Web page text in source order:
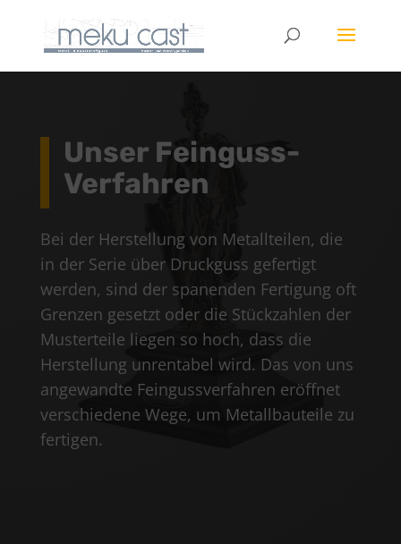
Unser Feinguss-
Verfahren
Bei der Herstellung von Metallteilen, die
in der Serie über Druckguss gefertigt
werden, sind der spanenden Fertigung oft
Grenzen gesetzt oder die Stückzahlen der
Musterteile liegen so hoch, dass die
Herstellung unrentabel wird. Das von uns
angewandte Feingussverfahren eröffnet
verschiedene Wege, um Metallbauteile zu
fertigen.